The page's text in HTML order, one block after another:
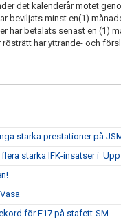
det kalenderår mötet
beviljats minst en(1)
har betalats senast en (1)
rösträtt har yttrande- och
starka prestationer på
starka IFK-insatser i
för F17 på stafett-SM